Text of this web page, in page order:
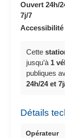
Ouvert 24h/
7j/7
Accessibilité
Cette
jusqu’à 1
publiques
24h/24 et
Détails
Opérateur